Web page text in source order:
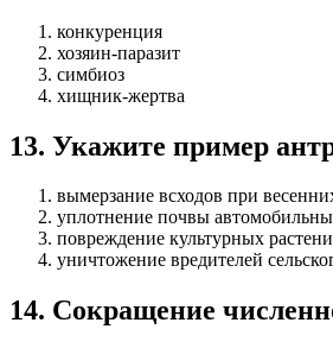
конкуренция
хозяин-паразит
симбиоз
хищник-жертва
13. Укажите пример
вымерзание всходов при
уплотнение почвы
повреждение культурных
уничтожение вредителей
14. Сокращение